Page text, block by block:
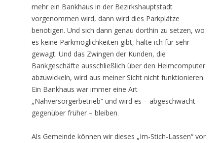
mehr ein Bankhaus in der Bezirkshauptstadt
vorgenommen wird, dann wird dies Parkplätze
benötigen. Und sich dann genau dorthin zu setzen, wo
es keine Parkmöglichkeiten gibt, halte ich für sehr
gewagt. Und das Zwingen der Kunden, die
Bankgeschäfte ausschließlich über den Heimcomputer
abzuwickeln, wird aus meiner Sicht nicht funktionieren.
Ein Bankhaus war immer eine Art
„Nahversorgerbetrieb“ und wird es – abgeschwächt
gegenüber früher – bleiben.
Als Gemeinde können wir dieses „Im-Stich-Lassen“ vor